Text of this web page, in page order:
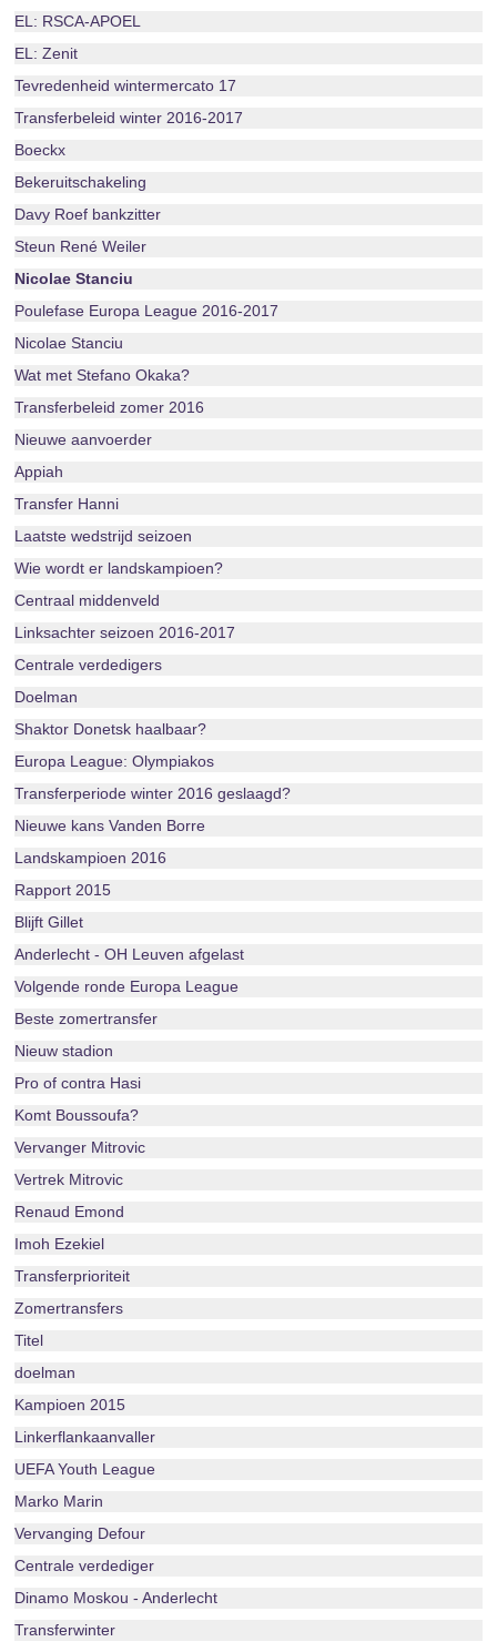
EL: RSCA-APOEL
EL: Zenit
Tevredenheid wintermercato 17
Transferbeleid winter 2016-2017
Boeckx
Bekeruitschakeling
Davy Roef bankzitter
Steun René Weiler
Nicolae Stanciu
Poulefase Europa League 2016-2017
Nicolae Stanciu
Wat met Stefano Okaka?
Transferbeleid zomer 2016
Nieuwe aanvoerder
Appiah
Transfer Hanni
Laatste wedstrijd seizoen
Wie wordt er landskampioen?
Centraal middenveld
Linksachter seizoen 2016-2017
Centrale verdedigers
Doelman
Shaktor Donetsk haalbaar?
Europa League: Olympiakos
Transferperiode winter 2016 geslaagd?
Nieuwe kans Vanden Borre
Landskampioen 2016
Rapport 2015
Blijft Gillet
Anderlecht - OH Leuven afgelast
Volgende ronde Europa League
Beste zomertransfer
Nieuw stadion
Pro of contra Hasi
Komt Boussoufa?
Vervanger Mitrovic
Vertrek Mitrovic
Renaud Emond
Imoh Ezekiel
Transferprioriteit
Zomertransfers
Titel
doelman
Kampioen 2015
Linkerflankaanvaller
UEFA Youth League
Marko Marin
Vervanging Defour
Centrale verdediger
Dinamo Moskou - Anderlecht
Transferwinter